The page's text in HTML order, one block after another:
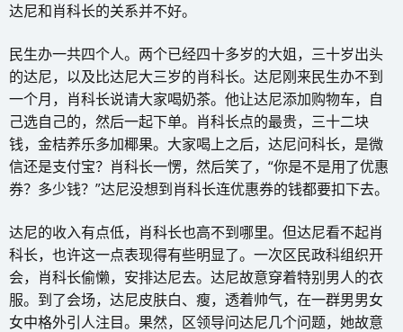
达尼和肖科长的关系并不好。
民生办一共四个人。两个已经四十多岁的大姐，三十岁出头
的达尼，以及比达尼大三岁的肖科长。达尼刚来民生办不到
一个月，肖科长说请大家喝奶茶。他让达尼添加购物车，自
己选自己的，然后一起下单。肖科长点的最贵，三十二块
钱，金桔养乐多加椰果。大家喝上之后，达尼问科长，是微
信还是支付宝？肖科长一愣，然后笑了，“你是不是用了优惠
券？多少钱？”达尼没想到肖科长连优惠券的钱都要扣下去。
达尼的收入有点低，肖科长也高不到哪里。但达尼看不起肖
科长，也许这一点表现得有些明显了。一次区民政科组织开
会，肖科长偷懒，安排达尼去。达尼故意穿着特别男人的衣
服。到了会场，达尼皮肤白、瘦，透着帅气，在一群男男女
女中格外引人注目。果然，区领导问达尼几个问题，她故意